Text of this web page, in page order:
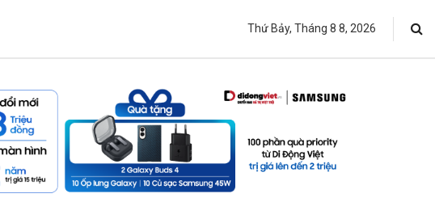
Thứ Bảy, Tháng 8 8, 2026